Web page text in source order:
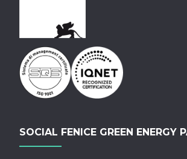
SOCIAL FENICE GREEN ENERGY